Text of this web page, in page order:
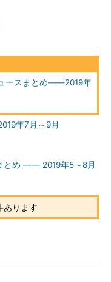
ースまとめ――2019年
年7月～9月
とめ ―― 2019年5～8月
あります